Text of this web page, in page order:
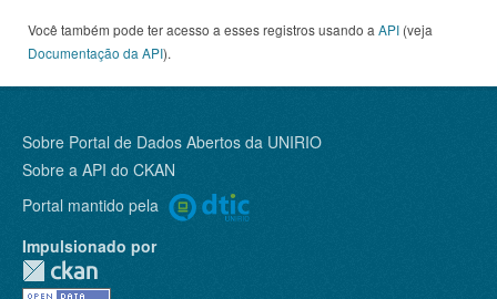
Você também pode ter acesso a esses registros usando a API (veja
Documentação da API).
Sobre Portal de Dados Abertos da UNIRIO
Sobre a API do CKAN
Portal mantido pela
Impulsionado por